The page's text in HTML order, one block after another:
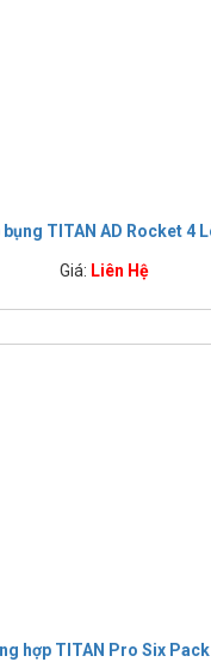
TITAN AD Rocket 4
Giá: Liên Hệ
hợp TITAN Pro Six